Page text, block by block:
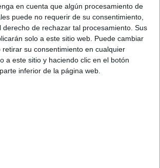
en cuenta que algún procesamiento de
puede no requerir de su consentimiento,
derecho de rechazar tal procesamiento. Sus
solo a este sitio web. Puede cambiar
su consentimiento en cualquier
a este sitio y haciendo clic en el botón
inferior de la página web.